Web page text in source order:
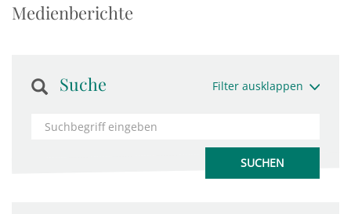
Medienberichte
Suche Filter ausklappen